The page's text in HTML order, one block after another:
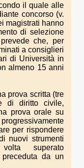
il quale alle
concorso (v.
magistrati hanno
di selezione
che, per
a consiglieri
di Università in
almeno 15 anni
prova scritta (tre
di diritto civile,
prova orale su
per rispondere
nuovi strumenti
superato
da un